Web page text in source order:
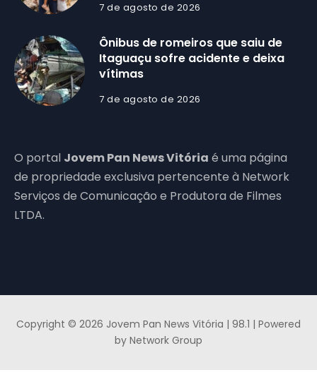
7 de agosto de 2026
Ônibus de romeiros que saiu de
Itaguaçu sofre acidente e deixa
vítimas
7 de agosto de 2026
O portal Jovem Pan News Vitória é uma página
de propriedade exclusiva pertencente à Network
Serviços de Comunicação e Produtora de Filmes
LTDA.
Copyright © 2026 Jovem Pan News Vitória | 98.1 | Powered
by Network Group